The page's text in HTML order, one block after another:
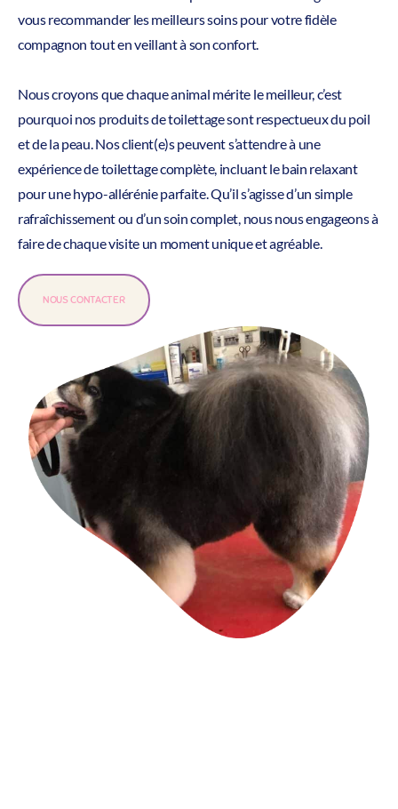
vous recommander les meilleurs soins pour votre fidèle
compagnon tout en veillant à son confort.
Nous croyons que chaque animal mérite le meilleur, c’est
pourquoi nos produits de toilettage sont respectueux du poil
et de la peau. Nos client(e)s peuvent s’attendre à une
expérience de toilettage complète, incluant le bain relaxant
pour une hypo-allérénie parfaite. Qu’il s’agisse d’un simple
rafraîchissement ou d’un soin complet, nous nous engageons à
faire de chaque visite un moment unique et agréable.
NOUS CONTACTER